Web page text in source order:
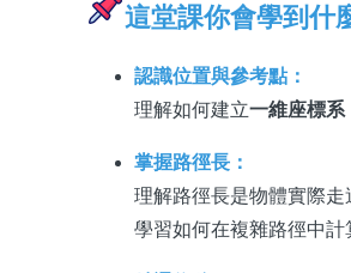
這堂課你會學到什
認識位置與參考點：
理解如何建立一維座標系
掌握路徑長：
理解路徑長是物體實際走
學習如何在複雜路徑中計